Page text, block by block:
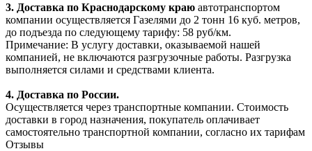
3. Доставка по Краснодарскому краю автотранспортом
компании осуществляется Газелями до 2 тонн 16 куб. метров,
до подъезда по следующему тарифу: 58 руб/км.
Примечание: В услугу доставки, оказываемой нашей
компанией, не включаются разгрузочные работы. Разгрузка
выполняется силами и средствами клиента.
4. Доставка по России.
Осуществляется через транспортные компании. Стоимость
доставки в город назначения, покупатель оплачивает
самостоятельно транспортной компании, согласно их тарифам
Отзывы